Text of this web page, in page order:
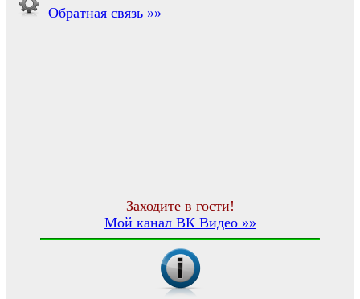
Обратная связь »»
Заходите в гости!
Мой канал ВК Видео »»